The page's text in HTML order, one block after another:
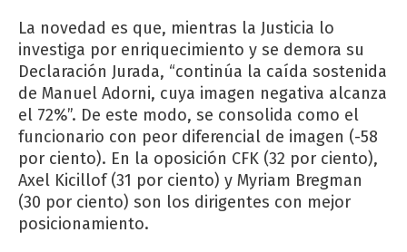
La novedad es que, mientras la Justicia lo
investiga por enriquecimiento y se demora su
Declaración Jurada, “continúa la caída sostenida
de Manuel Adorni, cuya imagen negativa alcanza
el 72%”. De este modo, se consolida como el
funcionario con peor diferencial de imagen (-58
por ciento). En la oposición CFK (32 por ciento),
Axel Kicillof (31 por ciento) y Myriam Bregman
(30 por ciento) son los dirigentes con mejor
posicionamiento.